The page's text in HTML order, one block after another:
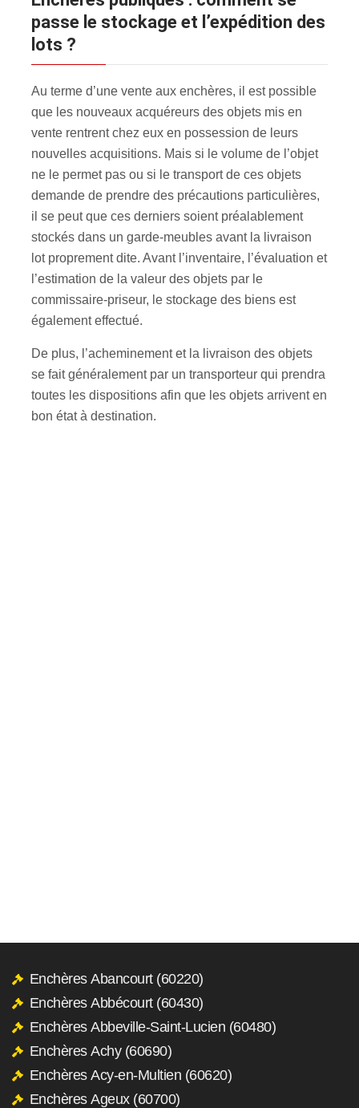
passe le stockage et l’expédition des
lots ?
Au terme d’une vente aux enchères, il est possible
que les nouveaux acquéreurs des objets mis en
vente rentrent chez eux en possession de leurs
nouvelles acquisitions. Mais si le volume de l’objet
ne le permet pas ou si le transport de ces objets
demande de prendre des précautions particulières,
il se peut que ces derniers soient préalablement
stockés dans un garde-meubles avant la livraison
lot proprement dite. Avant l’inventaire, l’évaluation et
l’estimation de la valeur des objets par le
commissaire-priseur, le stockage des biens est
également effectué.
De plus, l’acheminement et la livraison des objets
se fait généralement par un transporteur qui prendra
toutes les dispositions afin que les objets arrivent en
bon état à destination.
Enchères Abancourt (60220)
Enchères Abbécourt (60430)
Enchères Abbeville-Saint-Lucien (60480)
Enchères Achy (60690)
Enchères Acy-en-Multien (60620)
Enchères Ageux (60700)